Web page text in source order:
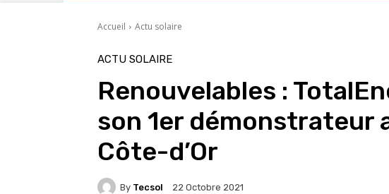
Accueil Actu solaire
ACTU SOLAIRE
Renouvelables :
son 1er démonstrateur
Côte-d’Or
By Tecsol 22 Octobre 2021